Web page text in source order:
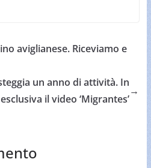
aviglianese. Riceviamo e
un anno di attività. In
esclusiva il video ‘Migrantes’
→